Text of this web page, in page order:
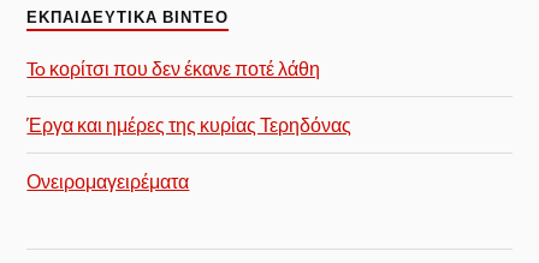
ΕΚΠΑΙΔΕΥΤΙΚΑ ΒΙΝΤΕΟ
To κορίτσι που δεν έκανε ποτέ λάθη
Έργα και ημέρες της κυρίας Τερηδόνας
Ονειρομαγειρέματα